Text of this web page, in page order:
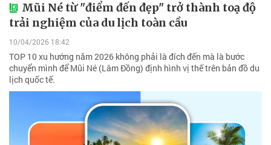
Mũi Né từ "điểm đến đẹp" trở thành toạ độ
trải nghiệm của du lịch toàn cầu
10/04/2026 18:42
TOP 10 xu hướng năm 2026 không phải là đích đến mà là bước
chuyển mình để Mũi Né (Lâm Đồng) định hình vị thế trên bản đồ du
lịch quốc tế.